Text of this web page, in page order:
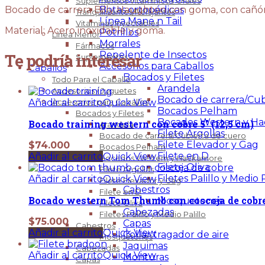
Botas ortopédicas
Línea Mane n Tail
Potrillos
Morrales
Repelente de Insectos
Accesorios para Caballos
Bocados y Filetes
Arandela
Bocado de carrera/
Bocados Pelham
Bocados Western y
Filete Argollas
Filete Elevador y Gag
Filete en D
Filete Oliva
Filetes Palillo y Medio
Cabestros
Mosquetones
Cabezadas
Capas
Collar tragador de aire
Jaquimas
Monturas
Tranquilizantes/Relajantes
Vitaminas Inyectables
Línea Menor
Fármacos
Suplementos
Caballos
Todo Para el Caballo
Accesorios / Juguetes
Accesorios para Caballos
Bocados y Filetes
Arandela
Bocado de carrera/Cubierta de cuero
Bocados Pelham
Bocados Western y Hackamore
Filete Argollas
Filete Elevador y Gag
Filete en D
Filete Oliva
Filetes Palillo y Medio Palillo
Cabestros
Mosquetones
Cabezadas
Capas
Bocado de carrera Billy Haughton con goma, con
Material: Acero inoxidable y goma.
Te podría interesar
Añadir al carritoQuick View
Bocado training western con cobre 5″ (12,5 cm)
$74.000
Añadir al carritoQuick View
Añadir al carritoQuick View
Bocado western Tom Thumb con coscoja de
$75.000
Añadir al carritoQuick View
Añadir al carritoQuick View